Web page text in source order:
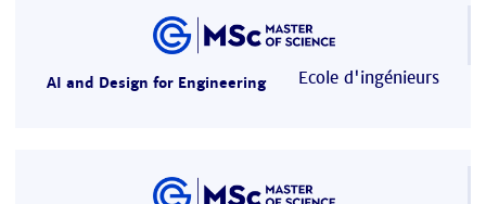
AI and Design for Engineering Ecole d'ingénieurs